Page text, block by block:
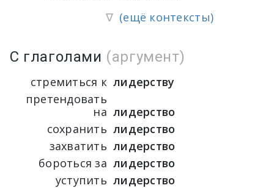
∇ (ещё контексты)
С глаголами (аргумент)
стремиться к лидерству
претендовать
на лидерство
сохранить лидерство
захватить лидерство
бороться за лидерство
уступить лидерство